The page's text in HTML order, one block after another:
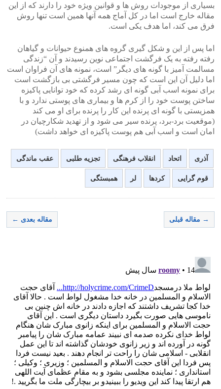
بسیاری از موجودات روش ها و قوانین ویژه خود را دارند که از این
مقاله خارج است اما در کل آماج همه آنها همین است تنها روش
فرق می کند، اما هدف یکی است.
اما پس از این و شکل گیری گروه های همنوع حیوانات و گیاهان
رفته رفته به یک فرگشت اجتماعی نوین رسیدند و آن “زندگی
مسالمت آمیز با گونه های دیگر” است، نمونه های آن فراوان است
اما دلیل آن این است که چون مسیر فرگشتی بی بازگشت است
برای نمونه اسب آبی گونه ای رشد کرده که خود توانایی پاکیزه
ساختن پوست خود را از کرم ها و بیماری های پوستی ندارد و با
همزیستی با گونه ای پرنده این کار را پرنده برای او می کند
(موقعیت برد-برد، پرنده سیر می شود و از تهدید شکارچیان در
امان است و اسب آبی هم پوست پاکیزه ای خواهد داشت)
آذری اتحاد انقلاب فرهنگی تجزیه طلبی عقب ماندگی
قوم گرایی کردها لر همبستگی
→ مقاله قبلی مقاله بعدی ←